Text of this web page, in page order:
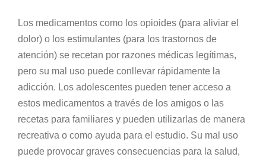
Los medicamentos como los opioides (para aliviar el
dolor) o los estimulantes (para los trastornos de
atención) se recetan por razones médicas legítimas,
pero su mal uso puede conllevar rápidamente la
adicción. Los adolescentes pueden tener acceso a
estos medicamentos a través de los amigos o las
recetas para familiares y pueden utilizarlas de manera
recreativa o como ayuda para el estudio. Su mal uso
puede provocar graves consecuencias para la salud,